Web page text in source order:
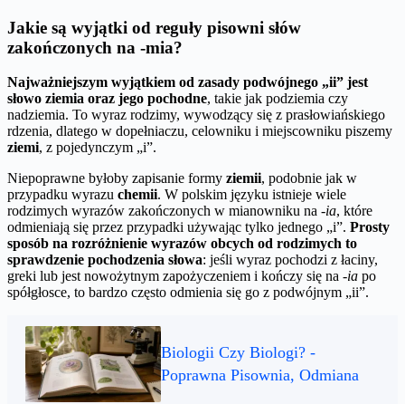
Jakie są wyjątki od reguły pisowni słów
zakończonych na -mia?
Najważniejszym wyjątkiem od zasady podwójnego „ii” jest
słowo ziemia oraz jego pochodne, takie jak podziemia czy
nadziemia. To wyraz rodzimy, wywodzący się z prasłowiańskiego
rdzenia, dlatego w dopełniaczu, celowniku i miejscowniku piszemy
ziemi, z pojedynczym „i”.
Niepoprawne byłoby zapisanie formy ziemii, podobnie jak w
przypadku wyrazu chemii. W polskim języku istnieje wiele
rodzimych wyrazów zakończonych w mianowniku na -ia, które
odmieniają się przez przypadki używając tylko jednego „i”. Prosty
sposób na rozróżnienie wyrazów obcych od rodzimych to
sprawdzenie pochodzenia słowa: jeśli wyraz pochodzi z łaciny,
greki lub jest nowożytnym zapożyczeniem i kończy się na -ia po
spółgłosce, to bardzo często odmienia się go z podwójnym „ii”.
Biologii Czy Biologi? -
Poprawna Pisownia, Odmiana